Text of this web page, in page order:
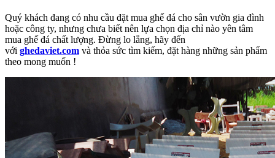
Quý khách đang có nhu cầu đặt mua ghế đá cho sân vườn gia đình
hoặc công ty, nhưng chưa biết nên lựa chọn địa chỉ nào yên tâm
mua ghế đá chất lượng. Đừng lo lắng, hãy đến
với ghedaviet.com và thỏa sức tìm kiếm, đặt hàng những sản phẩm
theo mong muốn !